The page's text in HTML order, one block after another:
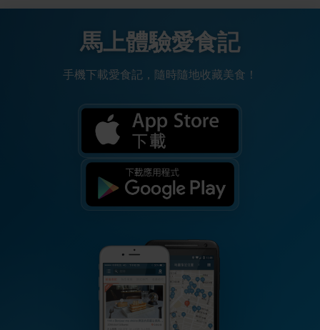
馬上體驗愛食記
手機下載愛食記，隨時隨地收藏美食！